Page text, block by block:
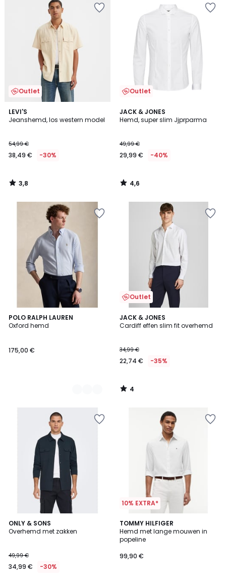
Outlet
LEVI'S
Jeanshemd, los western model
54,99 €
38,49 € -30%
3,8
/ 5
3,8
/
Outlet
JACK & JONES
Hemd, super slim Jjprparma
49,99 €
29,99 € -40%
4,6
/ 5
4,6
/
POLO RALPH LAUREN
Oxford hemd
175,00 €
2
Kleuren
Outlet
JACK & JONES
Cardiff effen slim fit overhemd
34,99 €
22,74 € -35%
4
/
4
/
ONLY & SONS
Overhemd met zakken
49,99 €
34,99 € -30%
3
/
2
Kleuren
10% EXTRA*
TOMMY HILFIGER
Hemd met lange mouwen in
popeline
99,90 €